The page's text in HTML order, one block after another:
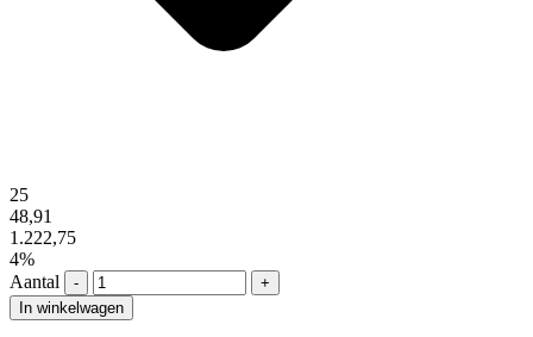
25
48,91
1.222,75
4%
Aantal
-
+
In winkelwagen